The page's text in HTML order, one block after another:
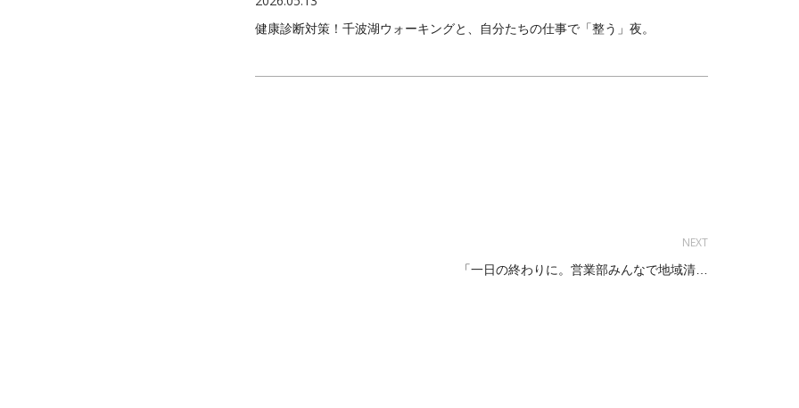
健康診断対策！千波湖ウォーキングと、自分たちの仕事で「整う」夜。
NEXT
「一日の終わりに。営業部みんなで地域清掃を行いました！」